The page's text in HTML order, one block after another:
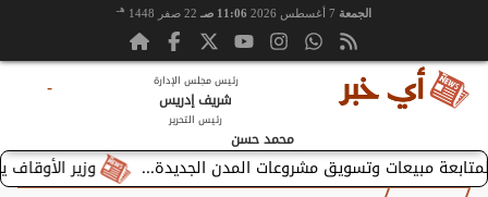
الجمعة 11:06 صـ 22 صفر 1448 هـ
رئيس مجلس الإدارة
شريف إدريس
رئيس التحرير
محمد حسن
-
وزير الأوقاف